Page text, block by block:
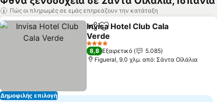
Πώς οι πληρωμές σε εμάς επηρεάζουν την κατάταξη
Δημοφιλής επιλογή
Κοινοποίηση
Προσθήκη στα αγαπημένα
Invisa Hotel Club Cala
Verde
4 Αστέρια
8,8 Εξαιρετικό
5.085
Figueral, 9.0 χλμ. από: Σάντα Οϊλάλια